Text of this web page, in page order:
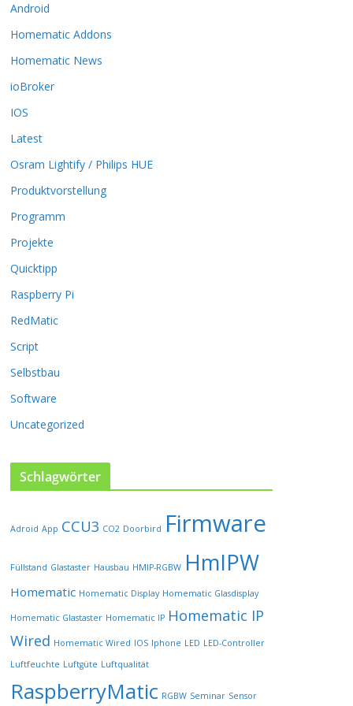
e
p
t
o
n
n
k
n
e
n
u
f
e
r
r
d
u
e
t
e
w
h
l
w
e
Android
Homematic Addons
Homematic News
ioBroker
IOS
Latest
Osram Lightify / Philips HUE
Produktvorstellung
Programm
Projekte
Quicktipp
Raspberry Pi
RedMatic
Script
Selbstbau
Software
Uncategorized
Schlagwörter
Adroid App CCU3 CO2 Doorbird Firmware
Füllstand Glastaster Hausbau HMIP-RGBW HmIPW
Homematic Homematic Display Homematic Glasdisplay
Homematic Glastaster Homematic IP Homematic IP
Wired Homematic Wired IOS Iphone LED LED-Controller
Luftfeuchte Luftgüte Luftqualität
RaspberryMatic RGBW Seminar Sensor